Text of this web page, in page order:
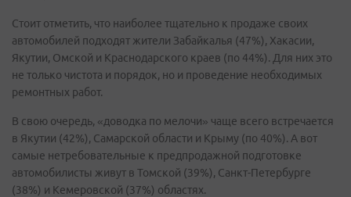
Стоит отметить, что наиболее тщательно к продаже своих
автомобилей подходят жители Забайкалья (47%), Хакасии,
Якутии, Омской и Краснодарского краев (по 44%). Для них это
не только чистота и порядок, но и проведение необходимых
ремонтных работ.
В свою очередь, «доводка по мелочи» чаще всего встречается
в Якутии (42%), Самарской области и Крыму (по 40%). А вот
самые нетребовательные к предпродажной подготовке
автомобилисты живут в Томской (39%), Санкт-Петербурге
(38%) и Кемеровской (37%) областях.